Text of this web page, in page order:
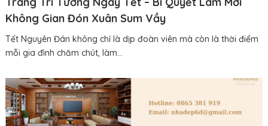
Không Gian Đón Xuân Sum Vầy
Tết Nguyên Đán không chỉ là dịp đoàn viên mà còn là thời điểm
mỗi gia đình chăm chút, làm...